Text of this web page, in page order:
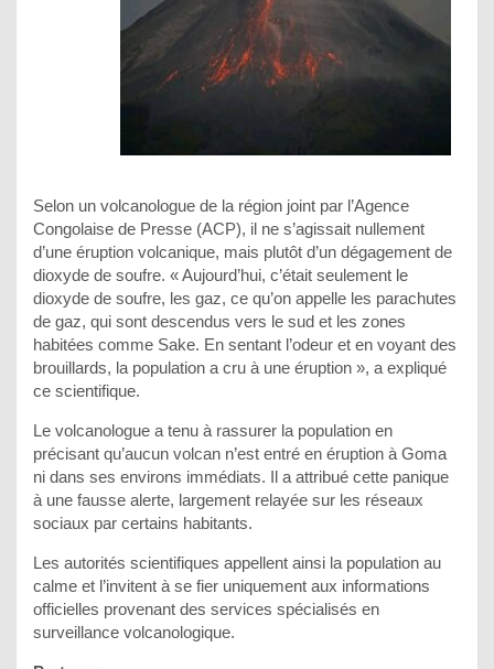
Selon un volcanologue de la région joint par l’Agence
Congolaise de Presse (ACP), il ne s’agissait nullement
d’une éruption volcanique, mais plutôt d’un dégagement de
dioxyde de soufre. « Aujourd’hui, c’était seulement le
dioxyde de soufre, les gaz, ce qu’on appelle les parachutes
de gaz, qui sont descendus vers le sud et les zones
habitées comme Sake. En sentant l’odeur et en voyant des
brouillards, la population a cru à une éruption », a expliqué
ce scientifique.
Le volcanologue a tenu à rassurer la population en
précisant qu’aucun volcan n’est entré en éruption à Goma
ni dans ses environs immédiats. Il a attribué cette panique
à une fausse alerte, largement relayée sur les réseaux
sociaux par certains habitants.
Les autorités scientifiques appellent ainsi la population au
calme et l’invitent à se fier uniquement aux informations
officielles provenant des services spécialisés en
surveillance volcanologique.